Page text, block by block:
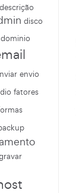
descrição
disco
dominio
envio
fatores